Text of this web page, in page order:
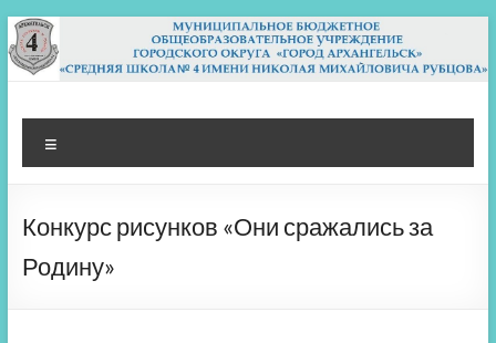
Перейти
к
содержимому
МБОУ СШ 4
Архангельск
Конкурс рисунков «Они сражались за
Родину»